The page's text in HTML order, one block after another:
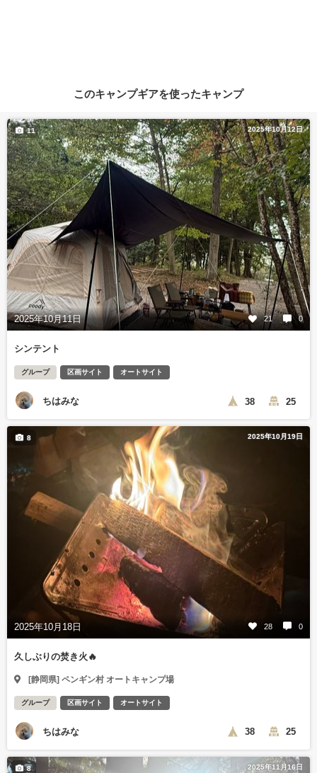
このキャンプギアを使ったキャンプ
2025年10月12日
2025年10月11日 21 0
11
シンテント
グループ 区画サイト オートサイト
ちはみな 38 25
2025年10月19日
2025年10月18日 28 0
8
久しぶりの焚き火🔥
[静岡県] ペンギン村 オートキャンプ場
グループ 区画サイト オートサイト
ちはみな 38 25
2025年11月16日
8